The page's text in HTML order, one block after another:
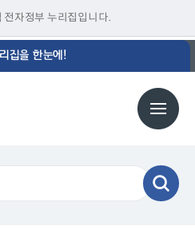
자정부 누리집입니다.
집을 한눈에!